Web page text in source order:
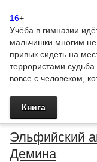
16+
Учёба в гимназии
мальчишки многим
привык сидеть на
террористами
вовсе с человеком,
Книга
Эльфийский
Демина